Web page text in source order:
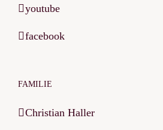
youtube
facebook
FAMILIE
Christian Haller